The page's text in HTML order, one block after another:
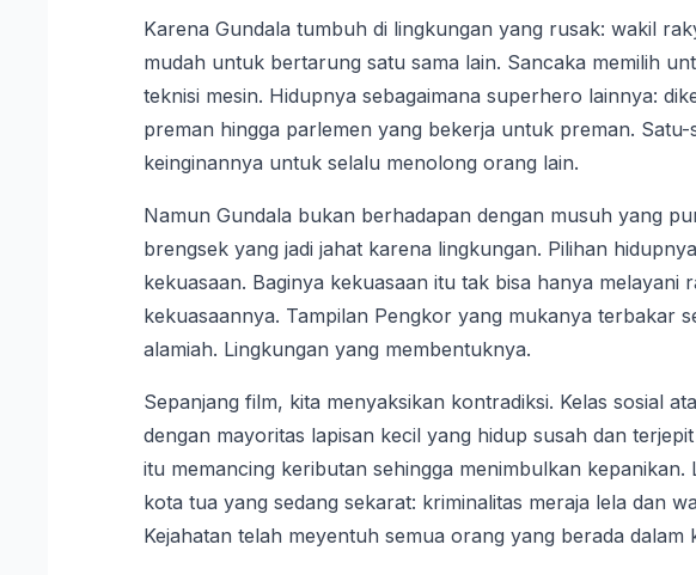
Karena Gundala tumbuh di lingkungan yang rusak: wakil
mudah untuk bertarung satu sama lain. Sancaka memilih
teknisi mesin. Hidupnya sebagaimana superhero lainnya:
preman hingga parlemen yang bekerja untuk preman.
keinginannya untuk selalu menolong orang lain.
Namun Gundala bukan berhadapan dengan musuh yang
brengsek yang jadi jahat karena lingkungan. Pilihan
kekuasaan. Baginya kekuasaan itu tak bisa hanya melayani
kekuasaannya. Tampilan Pengkor yang mukanya terbakar
alamiah. Lingkungan yang membentuknya.
Sepanjang film, kita menyaksikan kontradiksi. Kelas sosial
dengan mayoritas lapisan kecil yang hidup susah dan
itu memancing keributan sehingga menimbulkan
kota tua yang sedang sekarat: kriminalitas meraja lela dan
Kejahatan telah meyentuh semua orang yang berada dalam